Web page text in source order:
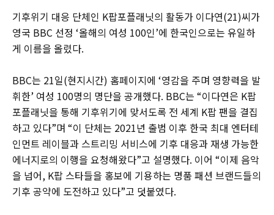
기후위기 대응 단체인 K팝포플래닛의 활동가 이다연(21)씨가
영국 BBC 선정 ‘올해의 여성 100인’에 한국인으로는 유일하
게 이름을 올렸다.
BBC는 21일(현지시간) 홈페이지에 ‘영감을 주며 영향력을 발
휘한’ 여성 100명의 명단을 공개했다. BBC는 “이다연은 K팝
포플래닛을 통해 기후위기에 맞서도록 전 세계 K팝 팬을 결집
하고 있다”며 “이 단체는 2021년 출범 이후 한국 최대 엔터테
인먼트 레이블과 스트리밍 서비스에 기후 대응과 재생 가능한
에너지로의 이행을 요청해왔다”고 설명했다. 이어 “이제 음악
을 넘어, K팝 스타들을 홍보에 기용하는 명품 패션 브랜드들의
기후 공약에 도전하고 있다”고 덧붙였다.